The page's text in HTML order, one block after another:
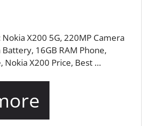
X200 5G, 220MP Camera
16GB RAM Phone,
Nokia X200 Price, Best …